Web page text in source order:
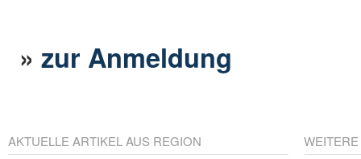
»zur Anmeldung
AKTUELLE ARTIKEL AUS REGION